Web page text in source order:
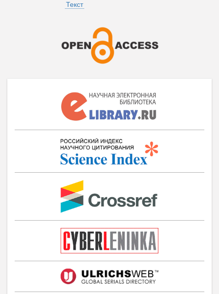
Текст